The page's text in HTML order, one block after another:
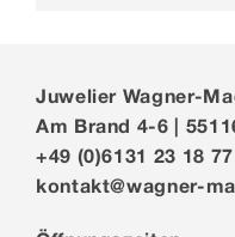
Juwelier Wagner-
Am Brand 4-6 |
+49 (0)6131 23 18 77
kontakt@wagner-